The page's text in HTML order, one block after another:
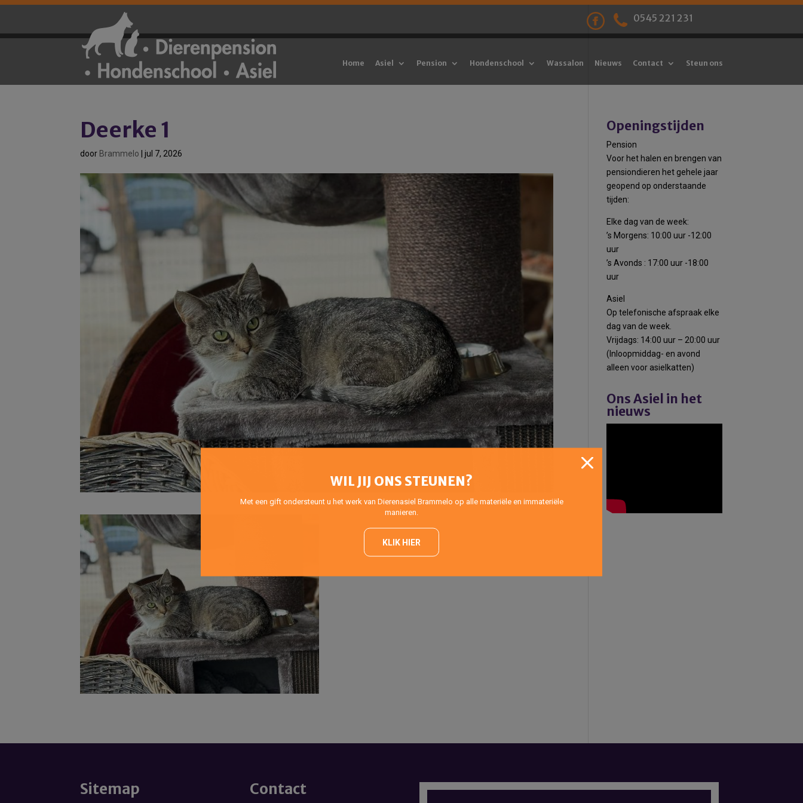
0545 221 231
Home Asiel Pension Hondenschool Wassalon Nieuws Contact Steun ons
Deerke 1
door Brammelo |jul 7, 2026
Openingstijden
Pension
Voor het halen en brengen van
pensiondieren het gehele jaar
geopend op onderstaande
tijden:
Elke dag van de week:
’s Morgens: 10:00 uur -12:00
uur
’s Avonds : 17:00 uur -18:00
uur
Asiel
Op telefonische afspraak elke
dag van de week.
Vrijdags: 14:00 uur – 20:00 uur
(Inloopmiddag- en avond
alleen voor asielkatten)
Ons Asiel in het
nieuws
WIL JIJ ONS STEUNEN?
Met een gift ondersteunt u het werk van Dierenasiel Brammelo op alle materiële en immateriële
manieren.
KLIK HIER
Sitemap Contact